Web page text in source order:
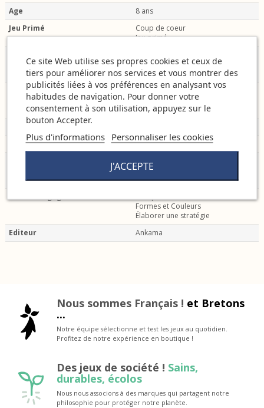
Age
8 ans
Jeu Primé
Coup de coeur
Jeu primé
Des pions
des jetons
Univers
Animaux
Cartoon & Dessin
Fantastique & Héroïc Fantasy
Spécificités du jeu
Compétences stimulées
S'affronter
Draft
Hasard
Placement de pions
Comment gagner
Compter
Formes et Couleurs
Élaborer une stratégie
Editeur
Ankama
Nous sommes Français ! et Bretons
...
Notre équipe sélectionne et test les jeux au quotidien.
Profitez de notre expérience en boutique !
Des jeux de société ! Sains,
durables, écolos
Nous nous associons à des marques qui partagent notre
philosophie pour protéger notre planète.
Ce site Web utilise ses propres cookies et ceux de
tiers pour améliorer nos services et vous montrer des
publicités liées à vos préférences en analysant vos
habitudes de navigation. Pour donner votre
consentement à son utilisation, appuyez sur le
bouton Accepter.
Plus d'informations Personnaliser les cookies
J'ACCEPTE